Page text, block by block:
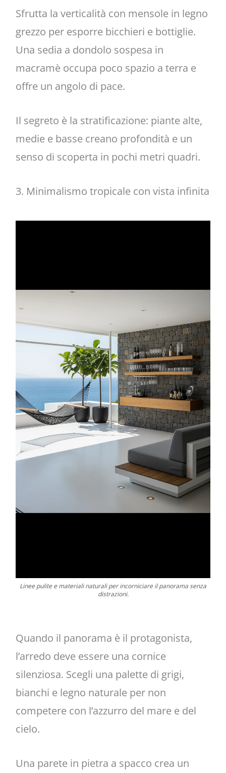
Sfrutta la verticalità con mensole in legno
grezzo per esporre bicchieri e bottiglie.
Una sedia a dondolo sospesa in
macramè occupa poco spazio a terra e
offre un angolo di pace.
Il segreto è la stratificazione: piante alte,
medie e basse creano profondità e un
senso di scoperta in pochi metri quadri.
3. Minimalismo tropicale con vista infinita
Linee pulite e materiali naturali per incorniciare il panorama senza
distrazioni.
Quando il panorama è il protagonista,
l’arredo deve essere una cornice
silenziosa. Scegli una palette di grigi,
bianchi e legno naturale per non
competere con l’azzurro del mare e del
cielo.
Una parete in pietra a spacco crea un